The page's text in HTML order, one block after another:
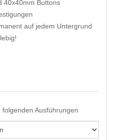
40x40mm Buttons
auf jedem Untergrund
Ausführungen